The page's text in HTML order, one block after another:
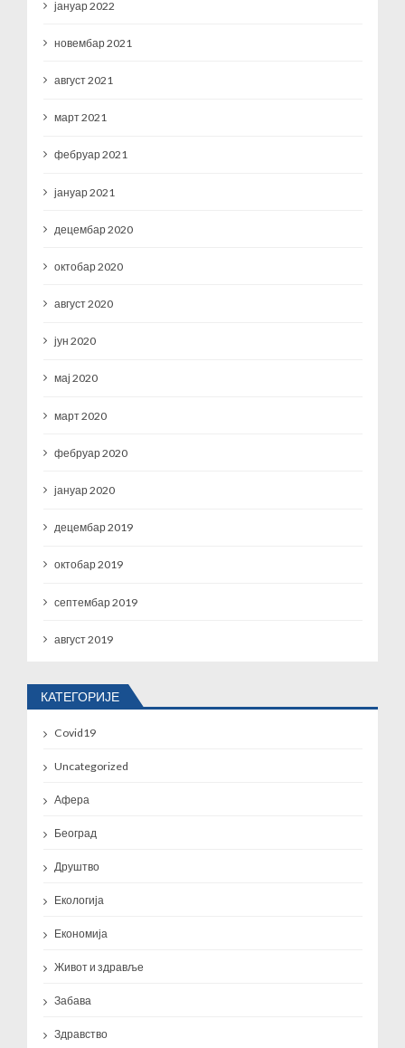
јануар 2022
новембар 2021
август 2021
март 2021
фебруар 2021
јануар 2021
децембар 2020
октобар 2020
август 2020
јун 2020
мај 2020
март 2020
фебруар 2020
јануар 2020
децембар 2019
октобар 2019
септембар 2019
август 2019
КАТЕГОРИЈЕ
Covid19
Uncategorized
Афера
Београд
Друштво
Екологија
Економија
Живот и здравље
Забава
Здравство